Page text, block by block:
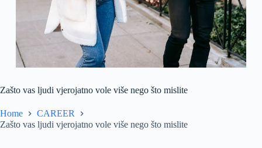
Zašto vas ljudi vjerojatno vole više nego što mislite
Home
CAREER
Zašto vas ljudi vjerojatno vole više nego što mislite